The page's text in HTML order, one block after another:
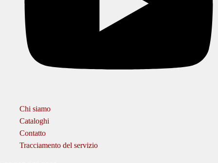
Chi siamo
Cataloghi
Contatto
Tracciamento del servizio